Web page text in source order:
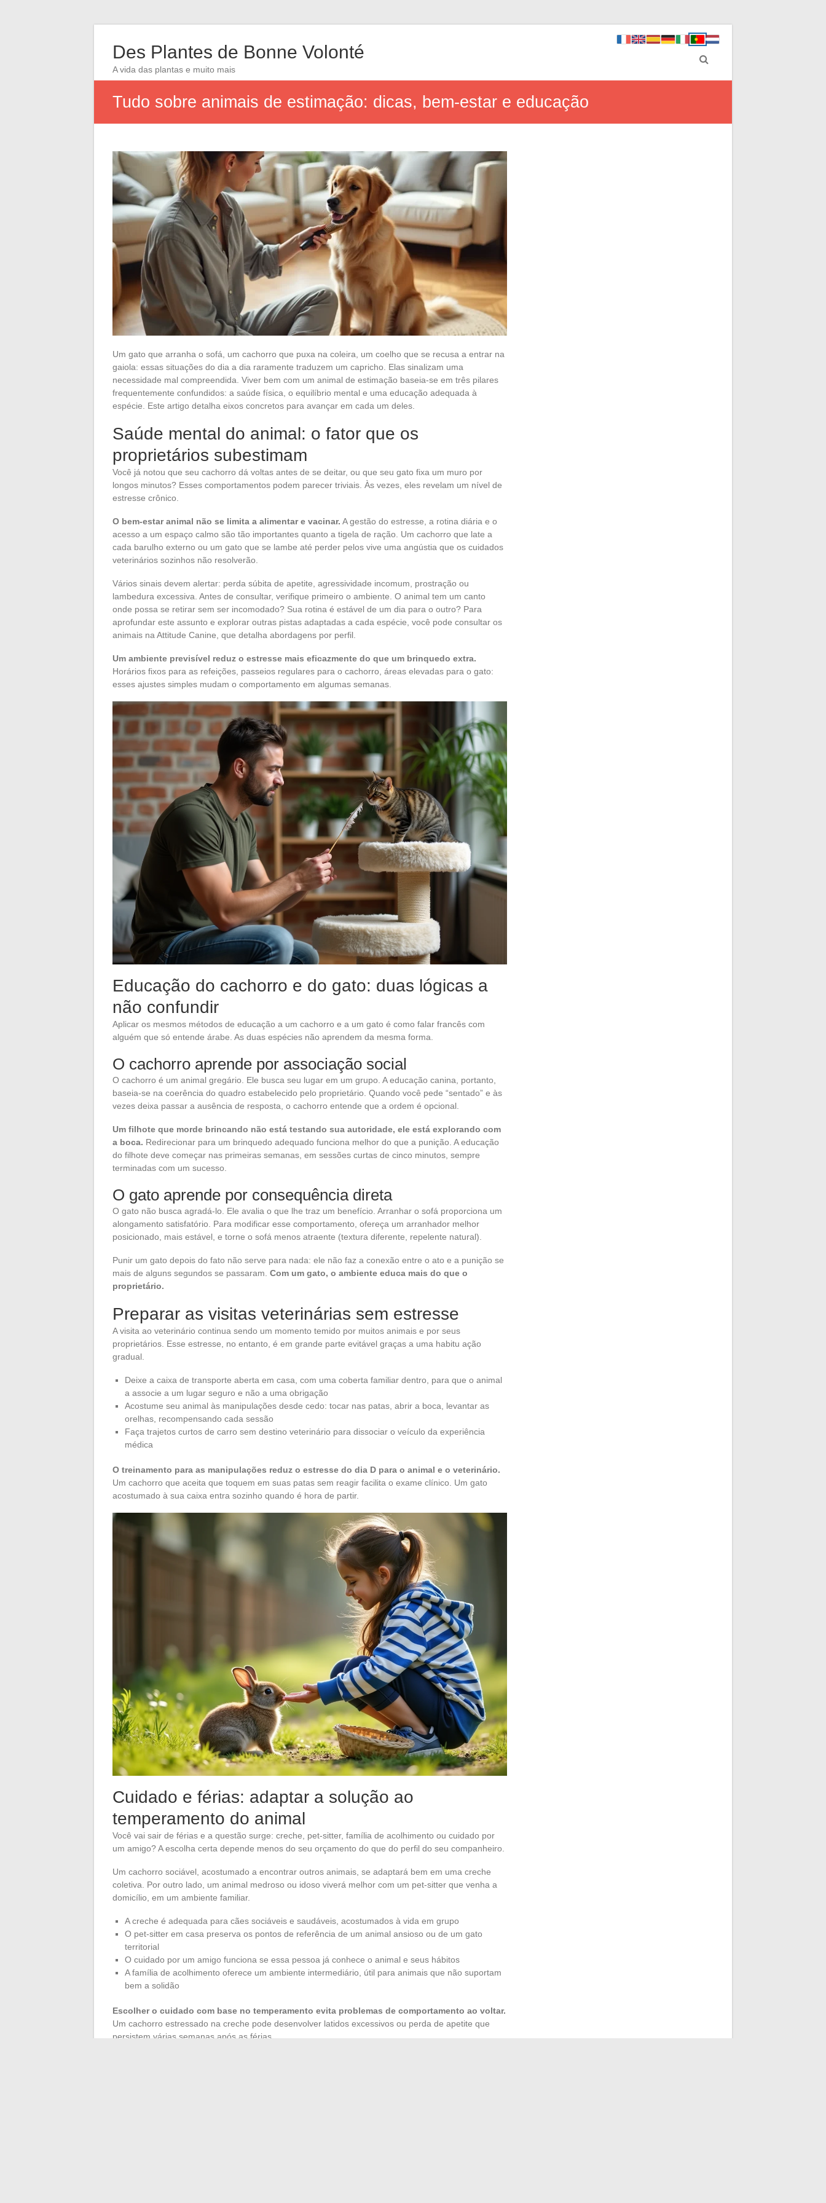
Des Plantes de Bonne Volonté
A vida das plantas e muito mais
Tudo sobre animais de estimação: dicas, bem-estar e educação
Um gato que arranha o sofá, um cachorro que puxa na coleira, um coelho que se recusa a entrar na
gaiola: essas situações do dia a dia raramente traduzem um capricho. Elas sinalizam uma
necessidade mal compreendida. Viver bem com um animal de estimação baseia-se em três pilares
frequentemente confundidos: a saúde física, o equilíbrio mental e uma educação adequada à
espécie. Este artigo detalha eixos concretos para avançar em cada um deles.
Saúde mental do animal: o fator que os
proprietários subestimam
Você já notou que seu cachorro dá voltas antes de se deitar, ou que seu gato fixa um muro por
longos minutos? Esses comportamentos podem parecer triviais. Às vezes, eles revelam um nível de
estresse crônico.
O bem-estar animal não se limita a alimentar e vacinar. A gestão do estresse, a rotina diária e o
acesso a um espaço calmo são tão importantes quanto a tigela de ração. Um cachorro que late a
cada barulho externo ou um gato que se lambe até perder pelos vive uma angústia que os cuidados
veterinários sozinhos não resolverão.
Vários sinais devem alertar: perda súbita de apetite, agressividade incomum, prostração ou
lambedura excessiva. Antes de consultar, verifique primeiro o ambiente. O animal tem um canto
onde possa se retirar sem ser incomodado? Sua rotina é estável de um dia para o outro? Para
aprofundar este assunto e explorar outras pistas adaptadas a cada espécie, você pode consultar os
animais na Attitude Canine, que detalha abordagens por perfil.
Um ambiente previsível reduz o estresse mais eficazmente do que um brinquedo extra.
Horários fixos para as refeições, passeios regulares para o cachorro, áreas elevadas para o gato:
esses ajustes simples mudam o comportamento em algumas semanas.
Educação do cachorro e do gato: duas lógicas a
não confundir
Aplicar os mesmos métodos de educação a um cachorro e a um gato é como falar francês com
alguém que só entende árabe. As duas espécies não aprendem da mesma forma.
O cachorro aprende por associação social
O cachorro é um animal gregário. Ele busca seu lugar em um grupo. A educação canina, portanto,
baseia-se na coerência do quadro estabelecido pelo proprietário. Quando você pede “sentado” e às
vezes deixa passar a ausência de resposta, o cachorro entende que a ordem é opcional.
Um filhote que morde brincando não está testando sua autoridade, ele está explorando com
a boca. Redirecionar para um brinquedo adequado funciona melhor do que a punição. A educação
do filhote deve começar nas primeiras semanas, em sessões curtas de cinco minutos, sempre
terminadas com um sucesso.
O gato aprende por consequência direta
O gato não busca agradá-lo. Ele avalia o que lhe traz um benefício. Arranhar o sofá proporciona um
alongamento satisfatório. Para modificar esse comportamento, ofereça um arranhador melhor
posicionado, mais estável, e torne o sofá menos atraente (textura diferente, repelente natural).
Punir um gato depois do fato não serve para nada: ele não faz a conexão entre o ato e a punição se
mais de alguns segundos se passaram. Com um gato, o ambiente educa mais do que o
proprietário.
Preparar as visitas veterinárias sem estresse
A visita ao veterinário continua sendo um momento temido por muitos animais e por seus
proprietários. Esse estresse, no entanto, é em grande parte evitável graças a uma habitu ação
gradual.
Deixe a caixa de transporte aberta em casa, com uma coberta familiar dentro, para que o animal
a associe a um lugar seguro e não a uma obrigação
Acostume seu animal às manipulações desde cedo: tocar nas patas, abrir a boca, levantar as
orelhas, recompensando cada sessão
Faça trajetos curtos de carro sem destino veterinário para dissociar o veículo da experiência
médica
O treinamento para as manipulações reduz o estresse do dia D para o animal e o veterinário.
Um cachorro que aceita que toquem em suas patas sem reagir facilita o exame clínico. Um gato
acostumado à sua caixa entra sozinho quando é hora de partir.
Cuidado e férias: adaptar a solução ao
temperamento do animal
Você vai sair de férias e a questão surge: creche, pet-sitter, família de acolhimento ou cuidado por
um amigo? A escolha certa depende menos do seu orçamento do que do perfil do seu companheiro.
Um cachorro sociável, acostumado a encontrar outros animais, se adaptará bem em uma creche
coletiva. Por outro lado, um animal medroso ou idoso viverá melhor com um pet-sitter que venha a
domicílio, em um ambiente familiar.
A creche é adequada para cães sociáveis e saudáveis, acostumados à vida em grupo
O pet-sitter em casa preserva os pontos de referência de um animal ansioso ou de um gato
territorial
O cuidado por um amigo funciona se essa pessoa já conhece o animal e seus hábitos
A família de acolhimento oferece um ambiente intermediário, útil para animais que não suportam
bem a solidão
Escolher o cuidado com base no temperamento evita problemas de comportamento ao voltar.
Um cachorro estressado na creche pode desenvolver latidos excessivos ou perda de apetite que
persistem várias semanas após as férias.